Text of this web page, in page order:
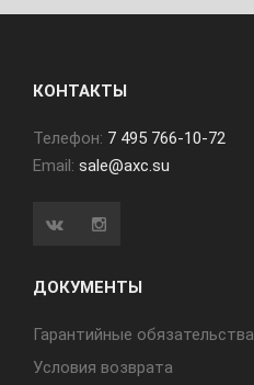
КОНТАКТЫ
Телефон: 7 495 766-10-72
Email: sale@axc.su
ДОКУМЕНТЫ
Гарантийные обязательства
Условия возврата